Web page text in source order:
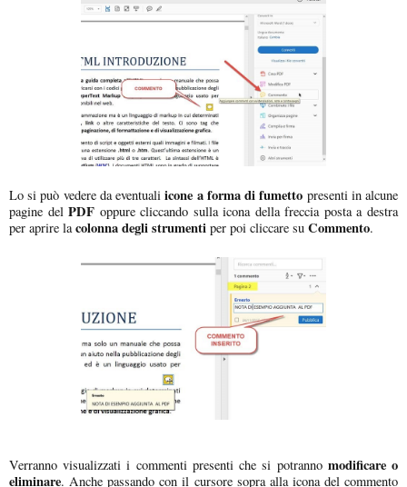
Lo si può vedere da eventualiicone a forma di fumetto presenti in alcune
pagine delPDF oppure cliccando sulla icona della freccia posta a destra
per aprire lacolonna degli strumenti per poi cliccare su Commento.
Verranno visualizzati i commenti presenti che si potranno modificare o
eliminare. Anche passando con il cursore sopra alla icona del commento